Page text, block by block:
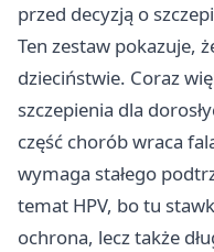
przed decyzją o
Ten zestaw pokazuje,
dzieciństwie. Coraz
szczepienia dla
część chorób wraca
wymaga stałego
temat HPV, bo tu
ochrona, lecz także